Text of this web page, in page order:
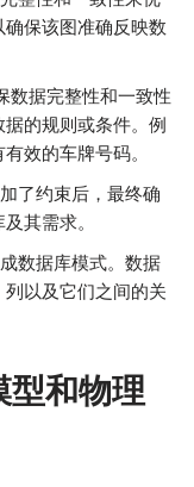
保该图准确反映数
数据完整性和一致性
的规则或条件。例
效的车牌号码。
了约束后，最终确
其需求。
数据库模式。数据
以及它们之间的关
型和物理